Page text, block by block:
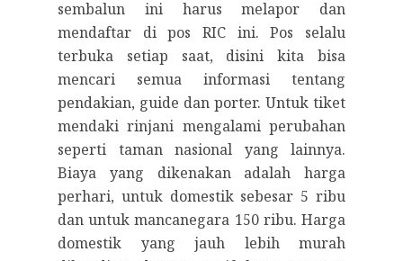
sembalun ini harus melapor dan
mendaftar di pos RIC ini. Pos selalu
terbuka setiap saat, disini kita bisa
mencari semua informasi tentang
pendakian, guide dan porter. Untuk tiket
mendaki rinjani mengalami perubahan
seperti taman nasional yang lainnya.
Biaya yang dikenakan adalah harga
perhari, untuk domestik sebesar 5 ribu
dan untuk mancanegara 150 ribu. Harga
domestik yang jauh lebih murah